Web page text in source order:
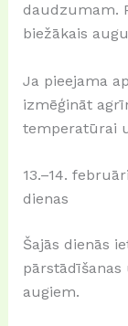
daudzumam.
biežākais
Ja pieejama
izmēģināt
temperatūrai
13.–14.
dienas
Šajās dienās
augiem.